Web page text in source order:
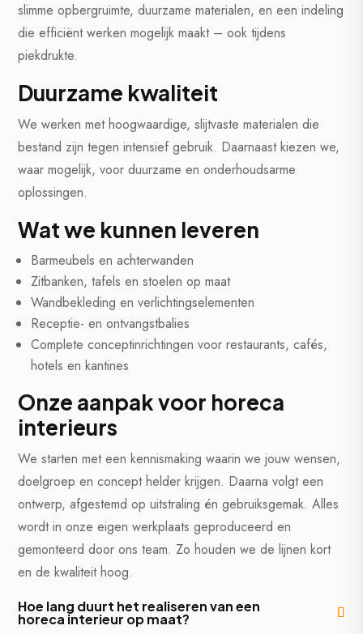
slimme opbergruimte, duurzame materialen, en een indeling
die efficiënt werken mogelijk maakt – ook tijdens
piekdrukte.
Duurzame kwaliteit
We werken met hoogwaardige, slijtvaste materialen die
bestand zijn tegen intensief gebruik. Daarnaast kiezen we,
waar mogelijk, voor duurzame en onderhoudsarme
oplossingen.
Wat we kunnen leveren
Barmeubels en achterwanden
Zitbanken, tafels en stoelen op maat
Wandbekleding en verlichtingselementen
Receptie- en ontvangstbalies
Complete conceptinrichtingen voor restaurants, cafés,
hotels en kantines
Onze aanpak voor horeca
interieurs
We starten met een kennismaking waarin we jouw wensen,
doelgroep en concept helder krijgen. Daarna volgt een
ontwerp, afgestemd op uitstraling én gebruiksgemak. Alles
wordt in onze eigen werkplaats geproduceerd en
gemonteerd door ons team. Zo houden we de lijnen kort
en de kwaliteit hoog.
Hoe lang duurt het realiseren van een
horeca interieur op maat?